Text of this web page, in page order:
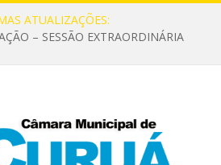
ATUALIZAÇÕES:
– SESSÃO EXTRAORDINÁRIA